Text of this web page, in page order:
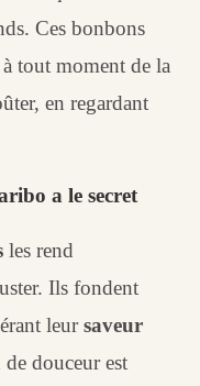
Ces bonbons
tout moment de la
en regardant
a le secret
les rend
Ils fondent
leursaveur
de douceur est